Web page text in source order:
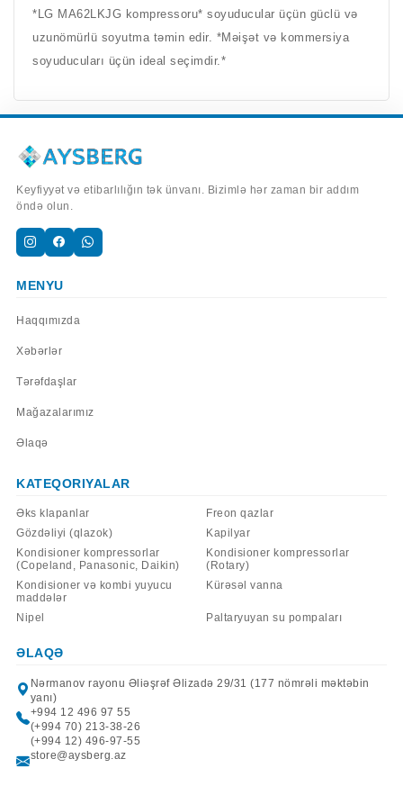
*LG MA62LKJG kompressoru* soyuducular üçün güclü və
uzunömürlü soyutma təmin edir. *Məişət və kommersiya
soyuducuları üçün ideal seçimdir.*
Keyfiyyət və etibarlılığın tək ünvanı. Bizimlə hər zaman bir addım
öndə olun.
MENYU
Haqqımızda
Xəbərlər
Tərəfdaşlar
Mağazalarımız
Əlaqə
KATEQORIYALAR
Əks klapanlar
Freon qazlar
Gözdəliyi (qlazok)
Kapilyar
Kondisioner kompressorlar
(Copeland, Panasonic, Daikin)
Kondisioner kompressorlar
(Rotary)
Kondisioner və kombi yuyucu
maddələr
Kürəsəl vanna
Nipel Paltaryuyan su pompaları
ƏLAQƏ
Nərmanov rayonu Əliəşrəf Əlizadə 29/31 (177 nömrəli məktəbin
yanı)
+994 12 496 97 55
(+994 70) 213-38-26
(+994 12) 496-97-55
store@aysberg.az